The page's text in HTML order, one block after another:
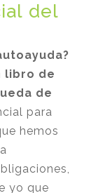
del
libro de
de
para
hemos
yo que